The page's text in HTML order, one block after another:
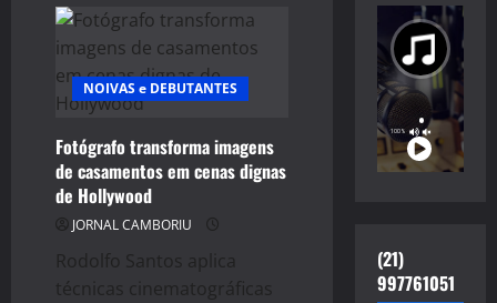
NOIVAS e DEBUTANTES
Fotógrafo transforma imagens
de casamentos em cenas dignas
de Hollywood
JORNAL CAMBORIU
Rodolfo Santos aplica
técnicas cinematográficas
(21)
997761051